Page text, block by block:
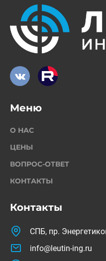
Контакты
СПБ, пр.
info@leutin-ing.ru
Меню
О НАС
ЦЕНЫ
ВОПРОС-ОТВЕТ
КОНТАКТЫ